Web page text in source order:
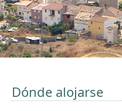
Dónde alojarse